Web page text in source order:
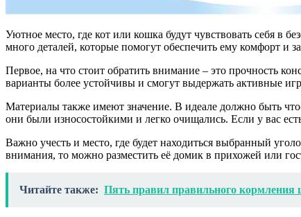
Уютное место, где кот или кошка будут чувствовать себя в
много деталей, которые помогут обеспечить ему комфорт и
Первое, на что стоит обратить внимание – это прочность
варианты более устойчивы и смогут выдержать активные
Материалы также имеют значение. В идеале должно быть
они были износостойкими и легко очищались. Если у вас
Важно учесть и место, где будет находиться выбранный
внимания, то можно разместить её домик в прихожей или
Читайте также: Пять правил правильного